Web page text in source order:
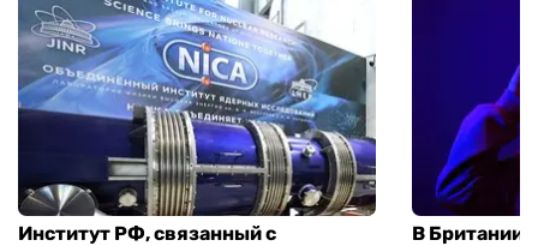
Институт РФ, связанный с
В Британии